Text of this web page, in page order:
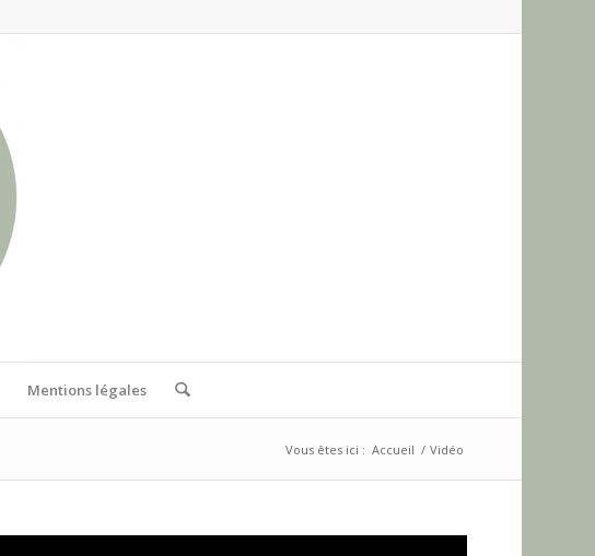
Mentions légales
Vous êtes ici : Accueil / Vidéo